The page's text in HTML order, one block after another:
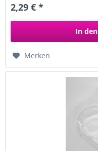
2,29 € *
In den
Merken